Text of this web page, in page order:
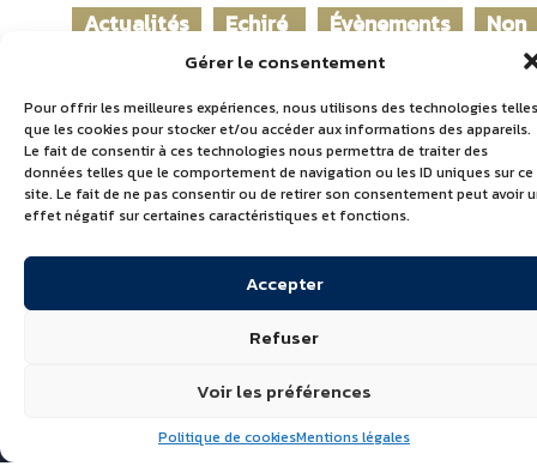
Gérer le consentement
Pour offrir les meilleures expériences, nous utilisons des technologies telles
que les cookies pour stocker et/ou accéder aux informations des appareils.
Le fait de consentir à ces technologies nous permettra de traiter des
données telles que le comportement de navigation ou les ID uniques sur ce
site. Le fait de ne pas consentir ou de retirer son consentement peut avoir
effet négatif sur certaines caractéristiques et fonctions.
Accepter
Refuser
Voir les préférences
Politique de cookiesMentions légales
Actualités Echiré
le
Évènements Non